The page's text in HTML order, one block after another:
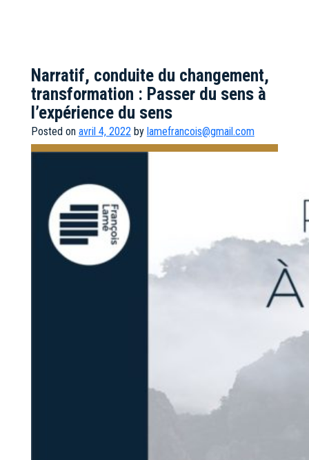
Narratif, conduite du changement,
transformation : Passer du sens à
l’expérience du sens
Posted on avril 4, 2022 by lamefrancois@gmail.com